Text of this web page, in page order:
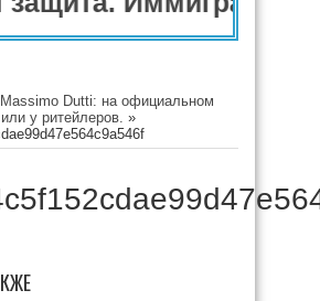
Massimo Dutti: на официальном
у ритейлеров. »